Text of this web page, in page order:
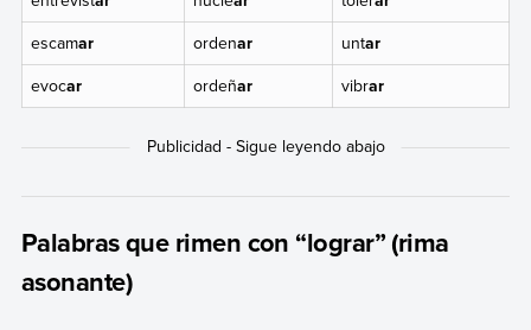
escamar ordenar untar
evocar ordeñar vibrar
Palabras que rimen con “lograr” (rima
asonante)